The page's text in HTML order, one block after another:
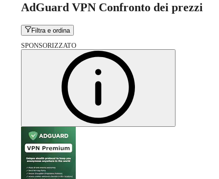
AdGuard VPN Confronto dei prezzi
Filtra e ordina
SPONSORIZZATO